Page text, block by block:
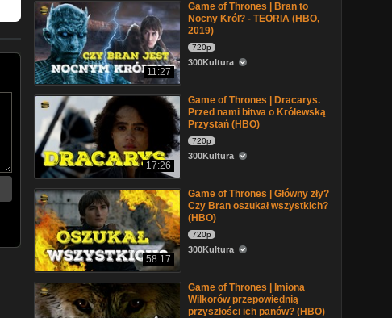
11:27
Game of Thrones | Bran to
Nocny Król? - TEORIA (HBO,
2019)
720p
300Kultura
17:26
Game of Thrones | Dracarys.
Przed nami bitwa o Królewską
Przystań (HBO)
720p
300Kultura
58:17
Game of Thrones | Główny zły?
Czy Bran oszukał wszystkich?
(HBO)
720p
300Kultura
Game of Thrones | Imiona
Wilkorów przepowiednią
przyszłości ich panów? (HBO)